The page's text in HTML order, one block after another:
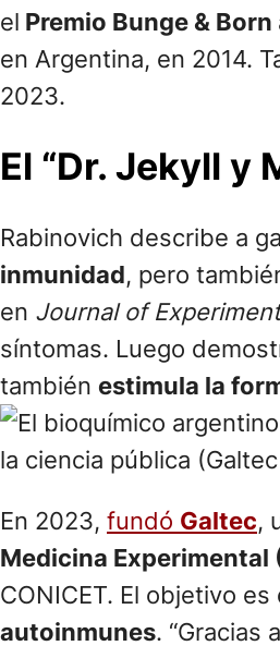
el Premio Bunge & Born
en Argentina, en 2014.
2023.
El “Dr. Jekyll y
Rabinovich describe a
inmunidad, pero
en Journal of
síntomas. Luego
también estimula la
la ciencia pública
En 2023, fundó Galtec,
Medicina Experimental
CONICET. El objetivo
autoinmunes. “Gracias